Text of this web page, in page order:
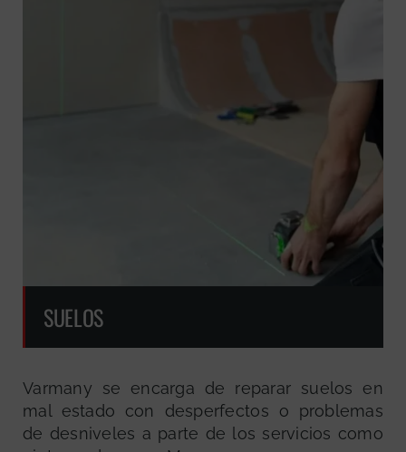
SUELOS
Varmany se encarga de reparar suelos en
mal estado con desperfectos o problemas
de desniveles a parte de los servicios como